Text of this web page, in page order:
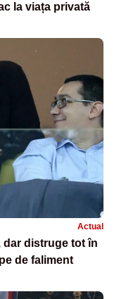
la viața privată
Actual
dar distruge tot în
de faliment